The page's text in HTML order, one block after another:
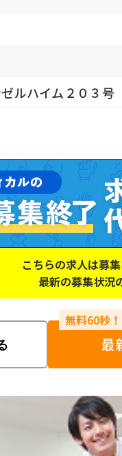
ルハイム２０３号
こちらの求人は募
最新の募集状況
最